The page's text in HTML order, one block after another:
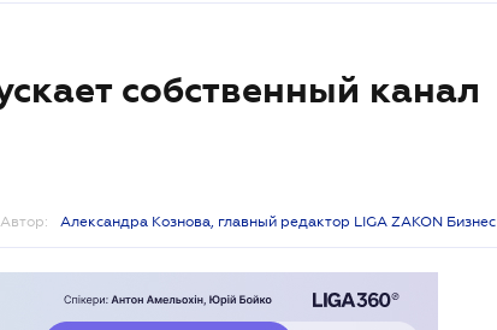
собственный канал
Автор: Александра Кознова, главный редактор LIGA ZAKON Бизнес